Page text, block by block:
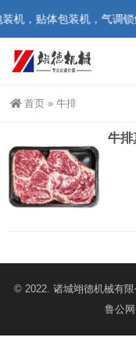
机，贴体包装机，气调
首页 » 牛排
牛排
© 2022. 诸城翊德机械有限
鲁公